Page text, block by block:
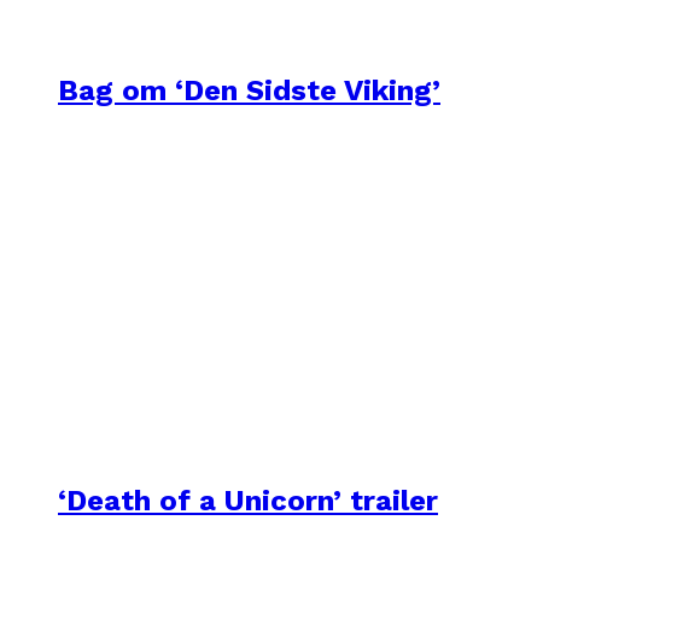
Bag om ‘Den Sidste Viking’
‘Death of a Unicorn’ trailer